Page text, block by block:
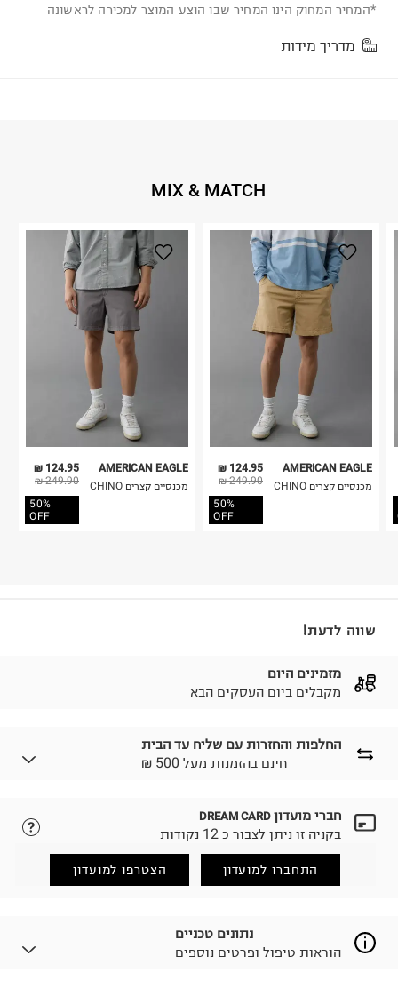
*המחיר המחוק הינו המחיר שבו הוצע המוצר למכירה לראשונה
מדריך מידות
MIX & MATCH
124.95 ₪
249.90 ₪
50%
OFF
AMERICAN EAGLE
מכנסיים קצרים CHINO
124.95 ₪
249.90 ₪
50%
OFF
AMERICAN EAGLE
מכנסיים קצרים CHINO
שווה לדעת!
מזמינים היום
מקבלים ביום העסקים הבא
החלפות והחזרות עם שליח עד הבית
₪ חינם בהזמנות מעל 500
לבחירת בשיטת המשלוח המתאימה לכם,
הזמנתם והתחרטתם?
(במקום ב-19.9 ₪) לזמן מוגבל! חינם בהזמנות מעל 500 ₪.
למידע נא ללחוץ כאן
.
לפני החזרת החבילה, חשוב להדביק את מדבקת הגוביינא על
חברי מועדון DREAM CARD
בקניה זו ניתן לצבור כ 12 נקודות
התחברו למועדון הצטרפו למועדון
נתונים טכניים
הוראות טיפול ופרטים נוספים